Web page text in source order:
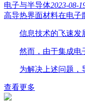
电子与半导体2023-08-
高导热界面材料在电子
信息技术的飞速发
然而，由于集成电
为解决上述问题，
查看更多